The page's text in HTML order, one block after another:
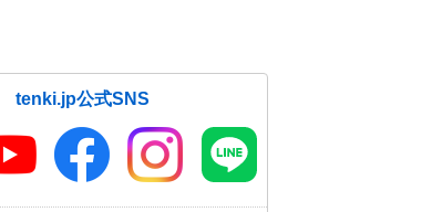
tenki.jp公式SNS